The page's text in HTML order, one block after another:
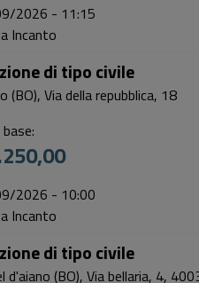
2026 - 11:15
Incanto
di tipo civile
(BO), Via della repubblica, 18
2026 - 10:00
Incanto
di tipo civile
d'aiano (BO), Via bellaria, 4,